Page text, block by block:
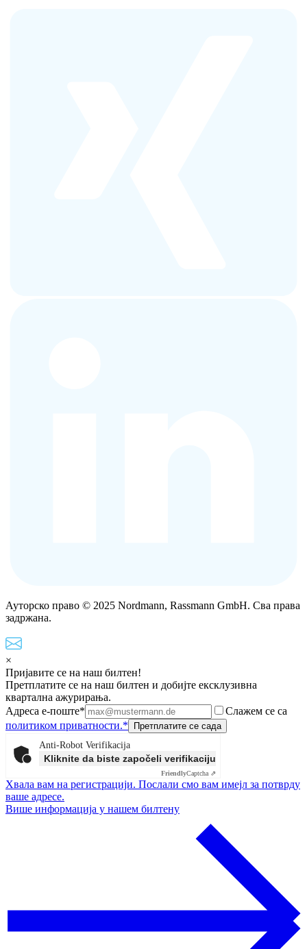
Ауторско право © 2025 Nordmann, Rassmann GmbH. Сва права
задржана.
×
Пријавите се на наш билтен!
Претплатите се на наш билтен и добијте ексклузивна
квартална ажурирања.
Адреса е-поште*
Слажем се са
политиком приватности.*
Anti-Robot Verifikacija
Kliknite da biste započeli verifikaciju
FriendlyCaptcha ⇗
Хвала вам на регистрацији. Послали смо вам имејл за потврду
ваше адресе.
Више информација у нашем билтену